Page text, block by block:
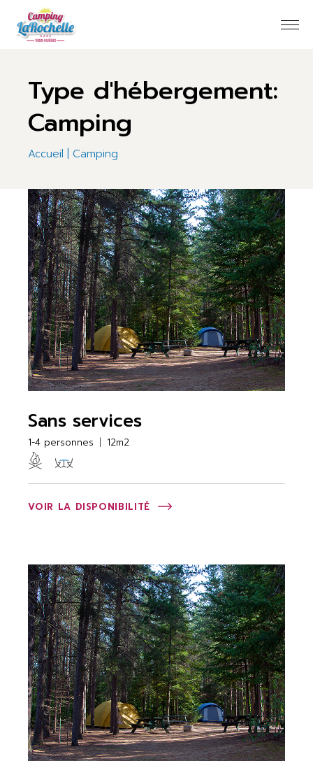
the
content
Type d'hébergement:
Camping
Accueil Camping
Sans services
1-4 personnes 12m2
VOIR LA DISPONIBILITÉ